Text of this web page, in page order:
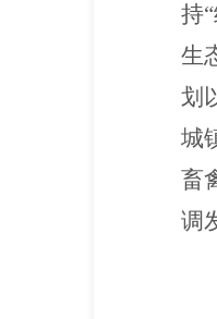
持
生
划
城
畜
调